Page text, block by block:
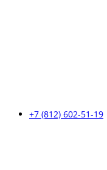
+7 (812) 602-51-19